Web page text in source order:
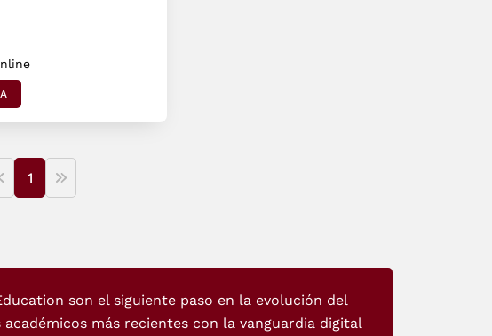
1
son el siguiente paso en la evolución del
más recientes con la vanguardia digital